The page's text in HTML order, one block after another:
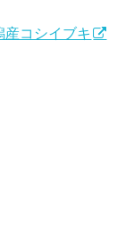
コシイブキ